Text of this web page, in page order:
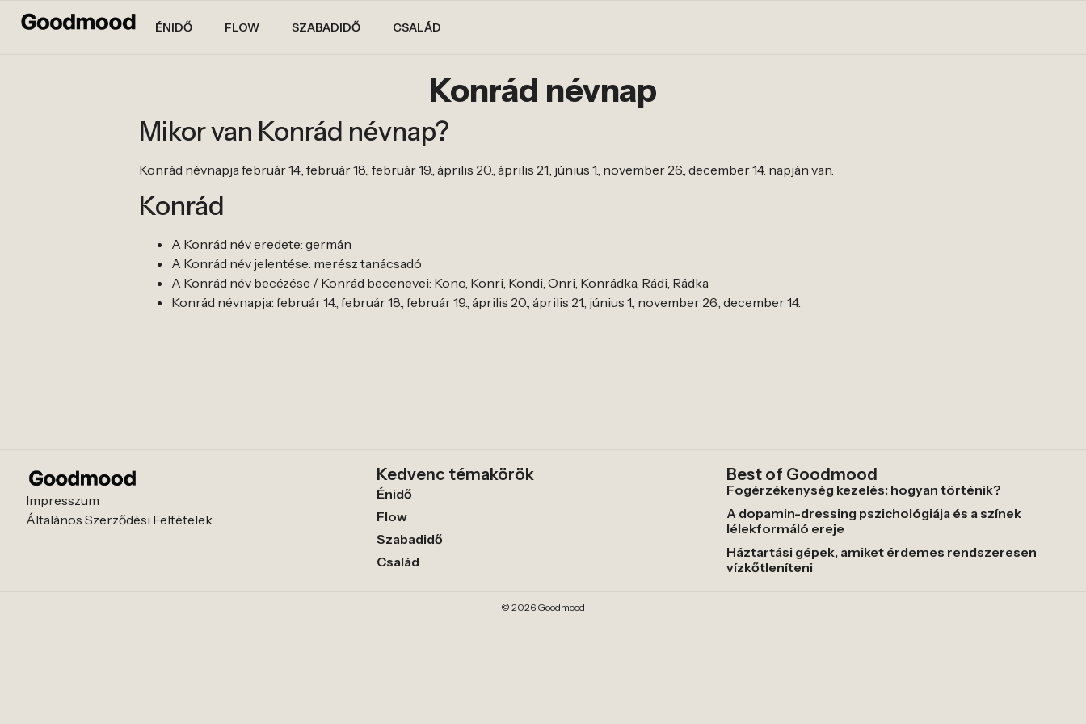
ÉNIDŐ FLOW SZABADIDŐ CSALÁD
Konrád névnap
Mikor van Konrád névnap?
Konrád névnapja február 14., február 18., február 19., április 20., április 21., június 1., november 26., december 14. napján van.
Konrád
A Konrád név eredete: germán
A Konrád név jelentése: merész tanácsadó
A Konrád név becézése / Konrád becenevei: Kono, Konri, Kondi, Onri, Konrádka, Rádi, Rádka
Konrád névnapja: február 14., február 18., február 19., április 20., április 21., június 1., november 26., december 14.
Impresszum
Általános Szerződési Feltételek
Kedvenc témakörök
Énidő
Flow
Szabadidő
Család
Best of Goodmood
Fogérzékenység kezelés: hogyan történik?
A dopamin-dressing pszichológiája és a színek
lélekformáló ereje
Háztartási gépek, amiket érdemes rendszeresen
vízkőtleníteni
© 2026 Goodmood